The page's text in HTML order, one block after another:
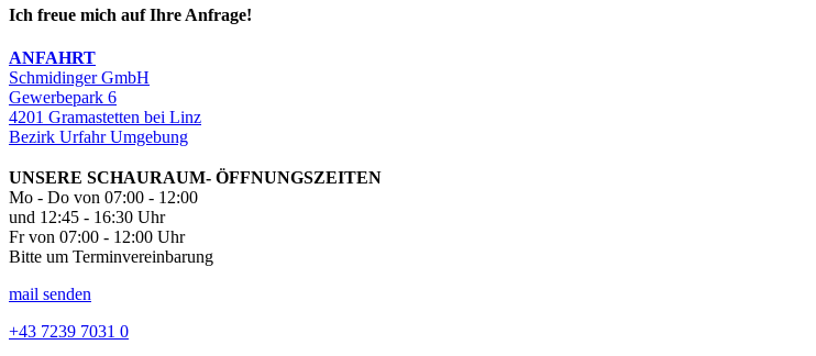
Ich freue mich auf Ihre Anfrage!
ANFAHRT
Schmidinger GmbH
Gewerbepark 6
4201 Gramastetten bei Linz
Bezirk Urfahr Umgebung
UNSERE SCHAURAUM- ÖFFNUNGSZEITEN
Mo - Do von 07:00 - 12:00
und 12:45 - 16:30 Uhr
Fr von 07:00 - 12:00 Uhr
Bitte um Terminvereinbarung
mail senden
+43 7239 7031 0